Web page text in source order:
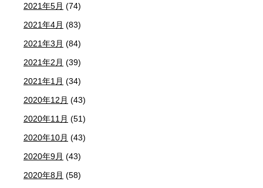
2021年5月 (74)
2021年4月 (83)
2021年3月 (84)
2021年2月 (39)
2021年1月 (34)
2020年12月 (43)
2020年11月 (51)
2020年10月 (43)
2020年9月 (43)
2020年8月 (58)